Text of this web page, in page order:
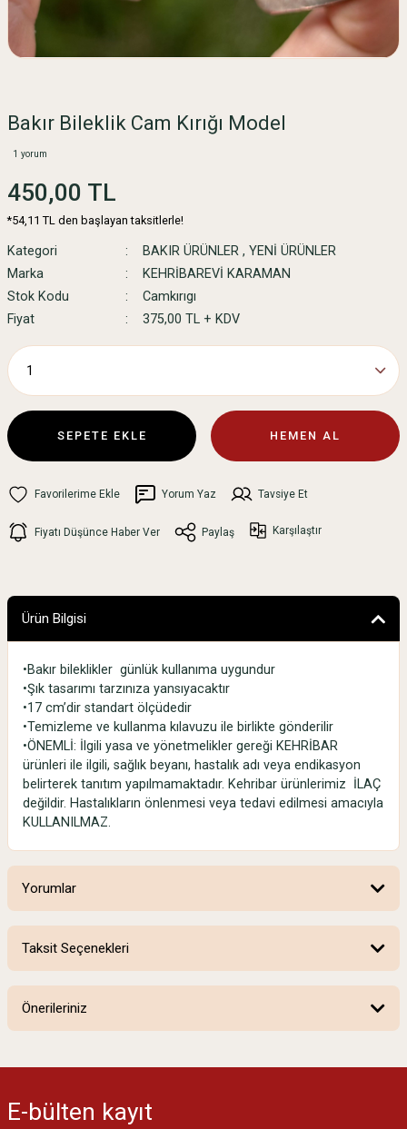
Bakır Bileklik Cam Kırığı Model
1 yorum
450,00 TL
*54,11 TL den başlayan taksitlerle!
Kategori BAKIR ÜRÜNLER , YENİ ÜRÜNLER
Marka
KEHRİBAREVİ KARAMAN
Stok Kodu
Camkırıgı
Fiyat
375,00 TL + KDV
SEPETE EKLE HEMEN AL
Yorum Yaz Tavsiye Et
Fiyatı Düşünce Haber Ver Paylaş Karşılaştır
Ürün Bilgisi
•Bakır bileklikler günlük kullanıma uygundur
•Şık tasarımı tarzınıza yansıyacaktır
•17 cm’dir standart ölçüdedir
•Temizleme ve kullanma kılavuzu ile birlikte gönderilir
•ÖNEMLİ: İlgili yasa ve yönetmelikler gereği KEHRİBAR
ürünleri ile ilgili, sağlık beyanı, hastalık adı veya endikasyon
belirterek tanıtım yapılmamaktadır. Kehribar ürünlerimiz İLAÇ
değildir. Hastalıkların önlenmesi veya tedavi edilmesi amacıyla
KULLANILMAZ.
Yorumlar
Beklediğimden güzel çıktı
Taksit Seçenekleri
Önerileriniz
Görüş ve önerileriniz için teşekkür ederiz.
E-bülten kayıt